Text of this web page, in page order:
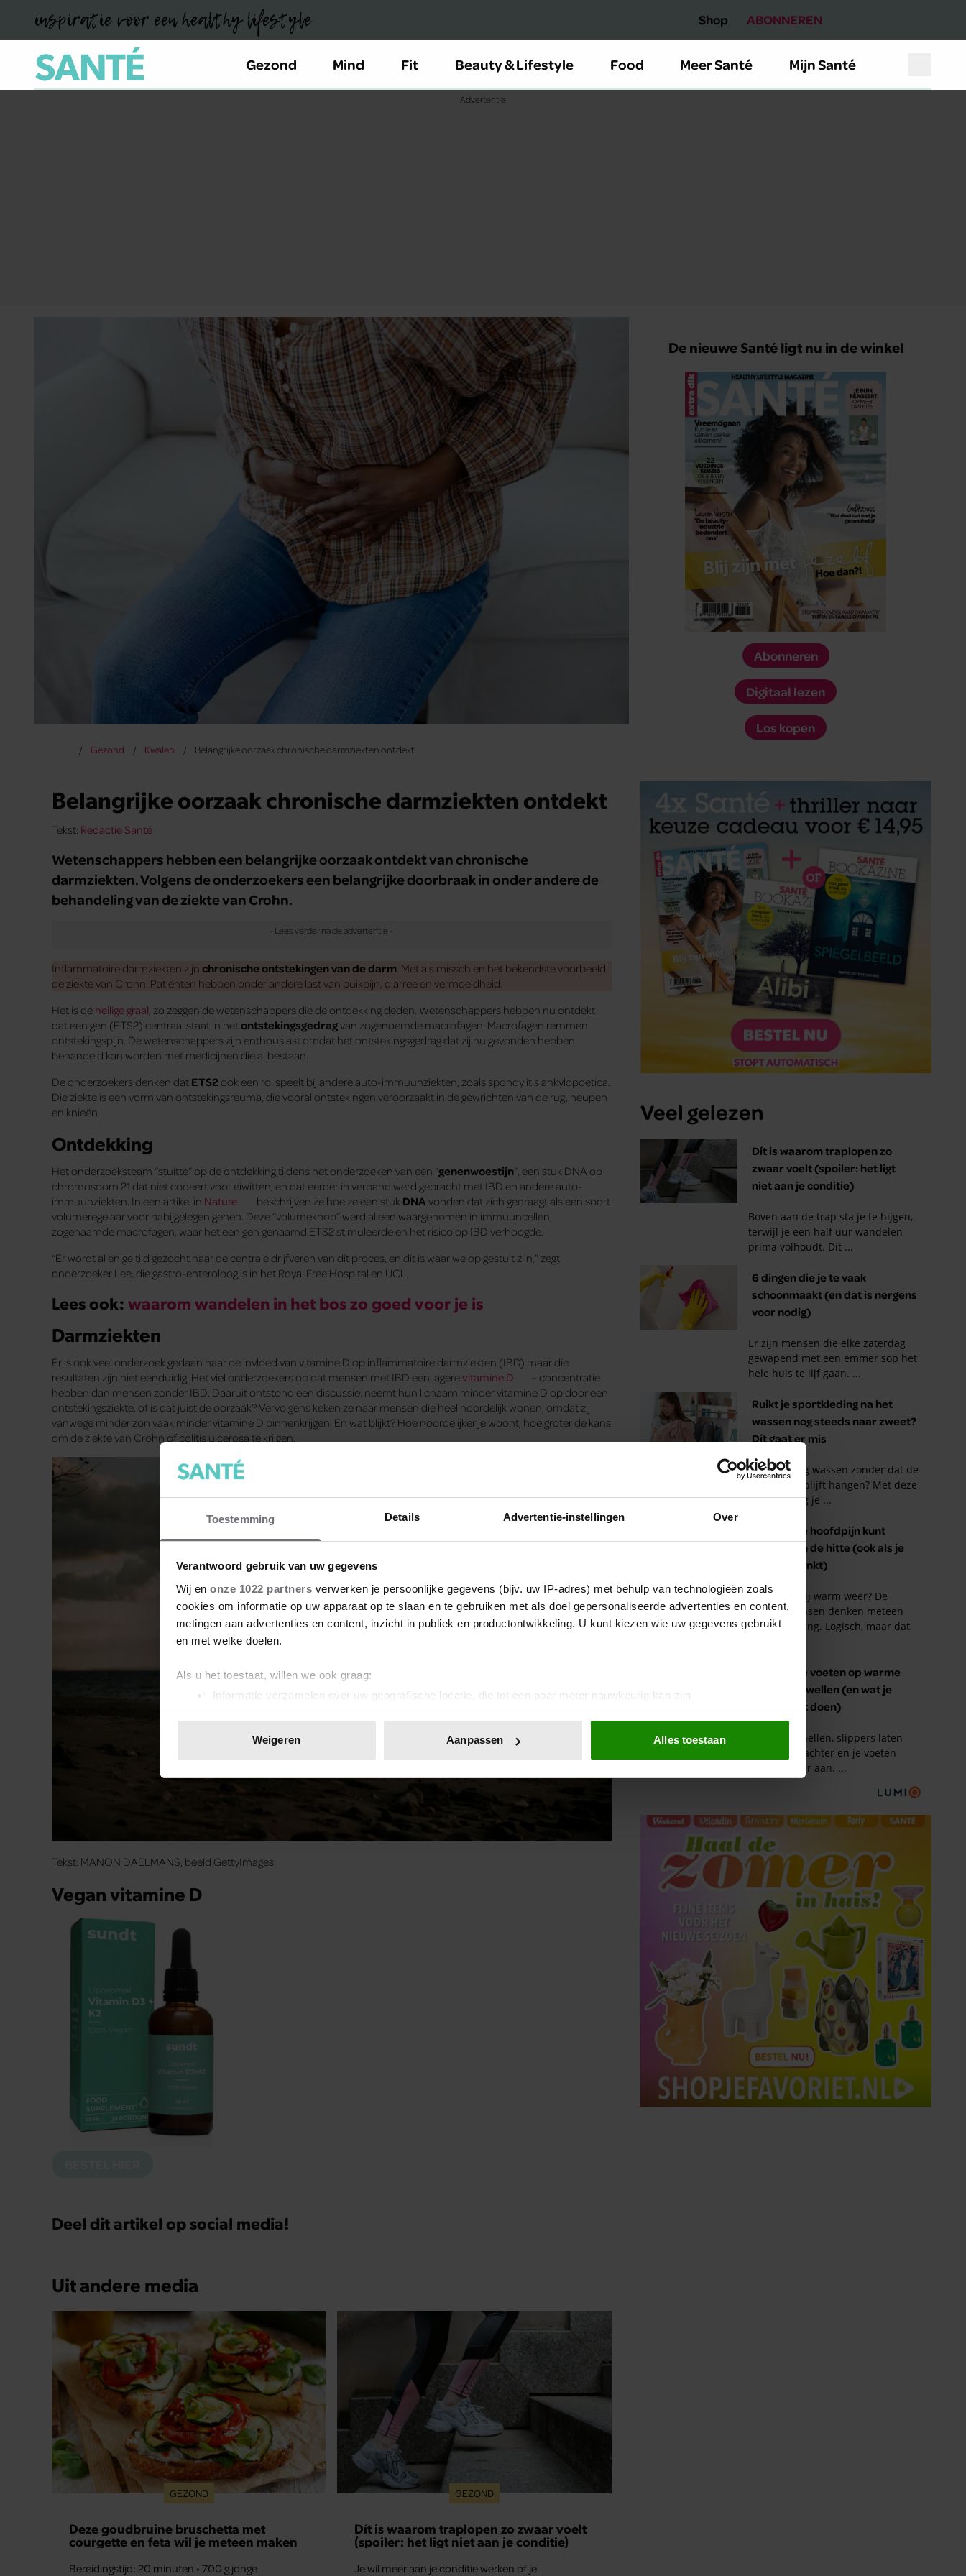
Toestemming Details Advertentie-instellingen Over
Verantwoord gebruik van uw gegevens
Wij en onze 1022 partners verwerken je persoonlijke gegevens (bijv. uw IP-adres) met behulp van technologieën zoals
cookies om informatie op uw apparaat op te slaan en te gebruiken met als doel gepersonaliseerde advertenties en content,
metingen aan advertenties en content, inzicht in publiek en productontwikkeling. U kunt kiezen wie uw gegevens gebruikt
en met welke doelen.
Als u het toestaat, willen we ook graag:
Informatie verzamelen over uw geografische locatie, die tot een paar meter nauwkeurig kan zijn
Uw apparaat identificeren door het actief te scannen op specifieke eigenschappen (fingerprinting)
toestemming op elk moment wijzigen of intrekken in de Cookieverklaring.
websiteverkeer te analyseren. Ook delen we informatie over uw gebruik van onze site met onze partners voor social
media, adverteren en analyse. Deze partners kunnen deze gegevens combineren met andere informatie die u aan ze heeft
verstrekt of die ze hebben verzameld op basis van uw gebruik van hun services. U gaat akkoord met onze cookies als u
Weigeren Aanpassen Alles toestaan
inspiratie voor een healthy lifestyle Shop ABONNEREN
Gezond Mind Fit Beauty & Lifestyle Food Meer Santé Mijn Santé
Gezond Kwalen Belangrijke oorzaak chronische darmziekten ontdekt
Belangrijke oorzaak chronische darmziekten ontdekt
Tekst: Redactie Santé
Wetenschappers hebben een belangrijke oorzaak ontdekt van chronische
darmziekten. Volgens de onderzoekers een belangrijke doorbraak in onder andere de
behandeling van de ziekte van Crohn.
Inflammatoire darmziekten zijn chronische ontstekingen van de darm . Met als misschien het bekendste voorbeeld
de ziekte van Crohn. Patiënten hebben onder andere last van buikpijn, diarree en vermoeidheid.
Het is de heilige graal, zo zeggen de wetenschappers die de ontdekking deden. Wetenschappers hebben nu ontdekt
dat een gen (ETS2) centraal staat in hetontstekingsgedragvan zogenoemde macrofagen. Macrofagen remmen
ontstekingspijn. De wetenschappers zijn enthousiast omdat het ontstekingsgedrag dat zij nu gevonden hebben
behandeld kan worden met medicijnen die al bestaan.
De onderzoekers denken dat ETS2 ook een rol speelt bij andere auto-immuunziekten, zoals spondylitis ankylopoetica.
Die ziekte is een vorm van ontstekingsreuma, die vooral ontstekingen veroorzaakt in de gewrichten van de rug, heupen
en knieën.
Ontdekking
Het onderzoeksteam “stuitte” op de ontdekking tijdens het onderzoeken van een “genenwoestijn”, een stuk DNA op
chromosoom 21 dat niet codeert voor eiwitten, en dat eerder in verband werd gebracht met IBD en andere auto-
immuunziekten. In een artikel in Nature beschrijven ze hoe ze een stuk DNA vonden dat zich gedraagt als een soort
volumeregelaar voor nabijgelegen genen. Deze “volumeknop” werd alleen waargenomen in immuuncellen,
zogenaamde macrofagen, waar het een gen genaamd ETS2 stimuleerde en het risico op IBD verhoogde.
“Er wordt al enige tijd gezocht naar de centrale drijfveren van dit proces, en dit is waar we op gestuit zijn,” zegt
onderzoeker Lee, die gastro-enteroloog is in het Royal Free Hospital en UCL.
Lees ook:waarom wandelen in het bos zo goed voor je is
Darmziekten
Er is ook veel onderzoek gedaan naar de invloed van vitamine D op inflammatoire darmziekten (IBD) maar die
resultaten zijn niet eenduidig. Het viel onderzoekers op dat mensen met IBD een lagerevitamine D
– concentratie
hebben dan mensen zonder IBD. Daaruit ontstond een discussie: neemt hun lichaam minder vitamine D op door een
ontstekingsziekte, of is dat juist de oorzaak? Vervolgens keken ze naar mensen die heel noordelijk wonen, omdat zij
vanwege minder zon vaak minder vitamine D binnenkrijgen. En wat blijkt? Hoe noordelijker je woont, hoe groter de kans
om de ziekte van Crohn of colitis ulcerosa te krijgen.
Tekst: MANON DAELMANS, beeld GettyImages
Vegan vitamine D
Deel dit artikel op social media!
Uit andere media
GEZOND
Deze goudbruine bruschetta met
courgette en feta wil je meteen maken
Bereidingstijd: 20 minuten • 700 g jonge
GEZOND
Dít is waarom traplopen zo zwaar voelt
(spoiler: het ligt niet aan je conditie)
Je wil meer aan je conditie werken of je
De nieuwe Santé ligt nu in de winkel
Abonneren
Digitaal lezen
Los kopen